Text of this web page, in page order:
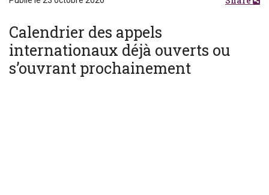
Calendrier des appels
internationaux déjà ouverts ou
s’ouvrant prochainement